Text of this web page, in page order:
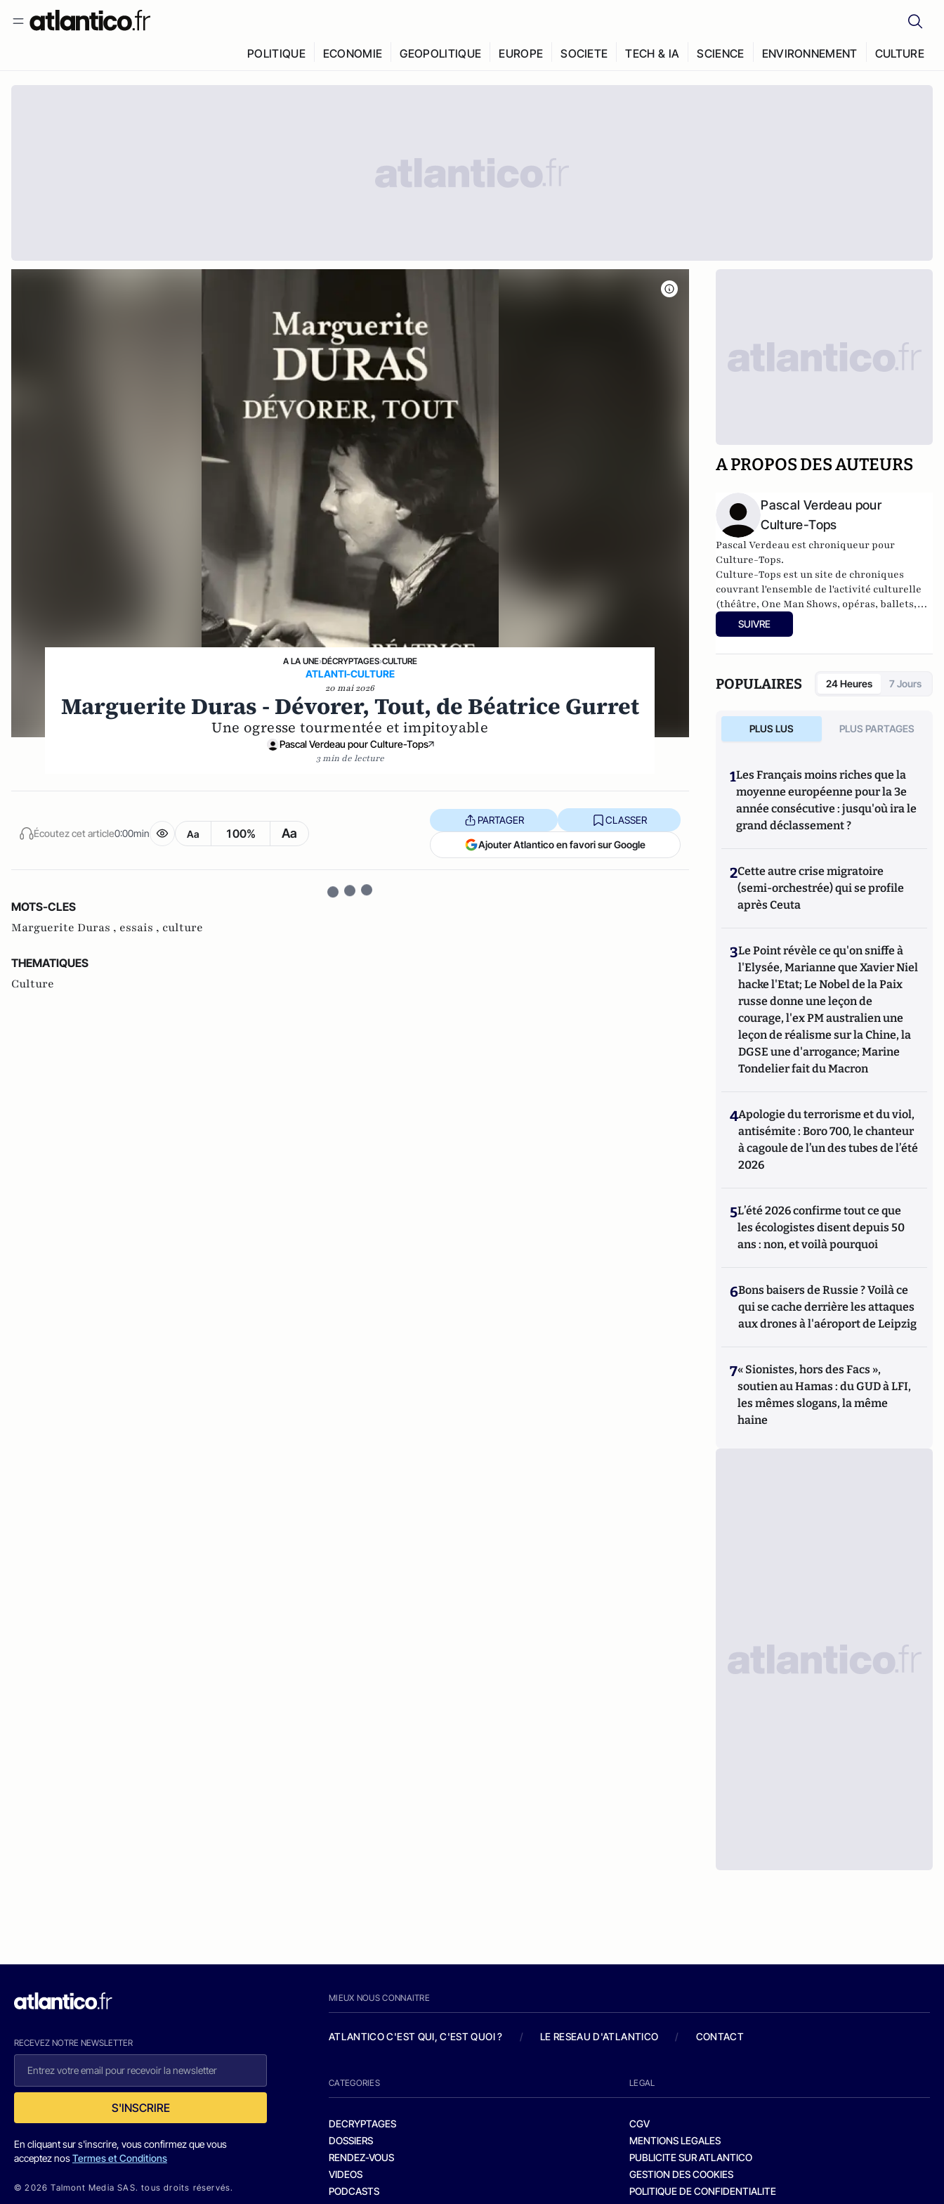
POLITIQUE ECONOMIE GEOPOLITIQUE EUROPE SOCIETE TECH & IA SCIENCE ENVIRONNEMENT CULTURE
A LA UNE›DÉCRYPTAGES›CULTURE
ATLANTI-CULTURE
20 mai 2026
Marguerite Duras - Dévorer, Tout, de Béatrice Gurret
Une ogresse tourmentée et impitoyable
Pascal Verdeau pour Culture-Tops
3 min de lecture
Écoutez cet article0:00min Aa 100% Aa
PARTAGER CLASSER
Ajouter Atlantico en favori sur Google
MOTS-CLES
Marguerite Duras , essais , culture
THEMATIQUES
Culture
A PROPOS DES AUTEURS
Pascal Verdeau pour
Culture-Tops
Pascal Verdeau est chroniqueur pour
Culture-Tops.
Culture-Tops est un site de chroniques
couvrant l'ensemble de l'activité culturelle
(théâtre, One Man Shows, opéras, ballets,
spectacles divers, cinéma, expos, livres,
etc.).
SUIVRE
POPULAIRES 24 Heures 7 Jours
PLUS LUS PLUS PARTAGES
1Les Français moins riches que la
moyenne européenne pour la 3e
année consécutive : jusqu'où ira le
grand déclassement ?
2Cette autre crise migratoire
(semi-orchestrée) qui se profile
après Ceuta
3Le Point révèle ce qu'on sniffe à
l'Elysée, Marianne que Xavier Niel
hacke l'Etat; Le Nobel de la Paix
russe donne une leçon de
courage, l'ex PM australien une
leçon de réalisme sur la Chine, la
DGSE une d'arrogance; Marine
Tondelier fait du Macron
4Apologie du terrorisme et du viol,
antisémite : Boro 700, le chanteur
à cagoule de l’un des tubes de l’été
2026
5L’été 2026 confirme tout ce que
les écologistes disent depuis 50
ans : non, et voilà pourquoi
6Bons baisers de Russie ? Voilà ce
qui se cache derrière les attaques
aux drones à l'aéroport de Leipzig
7« Sionistes, hors des Facs »,
soutien au Hamas : du GUD à LFI,
les mêmes slogans, la même
haine
RECEVEZ NOTRE NEWSLETTER
S'INSCRIRE
En cliquant sur s'inscrire, vous confirmez que vous
acceptez nosTermes et Conditions
© 2026 Talmont Media SAS. tous droits réservés.
MIEUX NOUS CONNAITRE
ATLANTICO C'EST QUI, C'EST QUOI ? / LE RESEAU D'ATLANTICO / CONTACT
CATEGORIES
DECRYPTAGES
DOSSIERS
RENDEZ-VOUS
VIDEOS
PODCASTS
LEGAL
CGV
MENTIONS LEGALES
PUBLICITE SUR ATLANTICO
GESTION DES COOKIES
POLITIQUE DE CONFIDENTIALITE